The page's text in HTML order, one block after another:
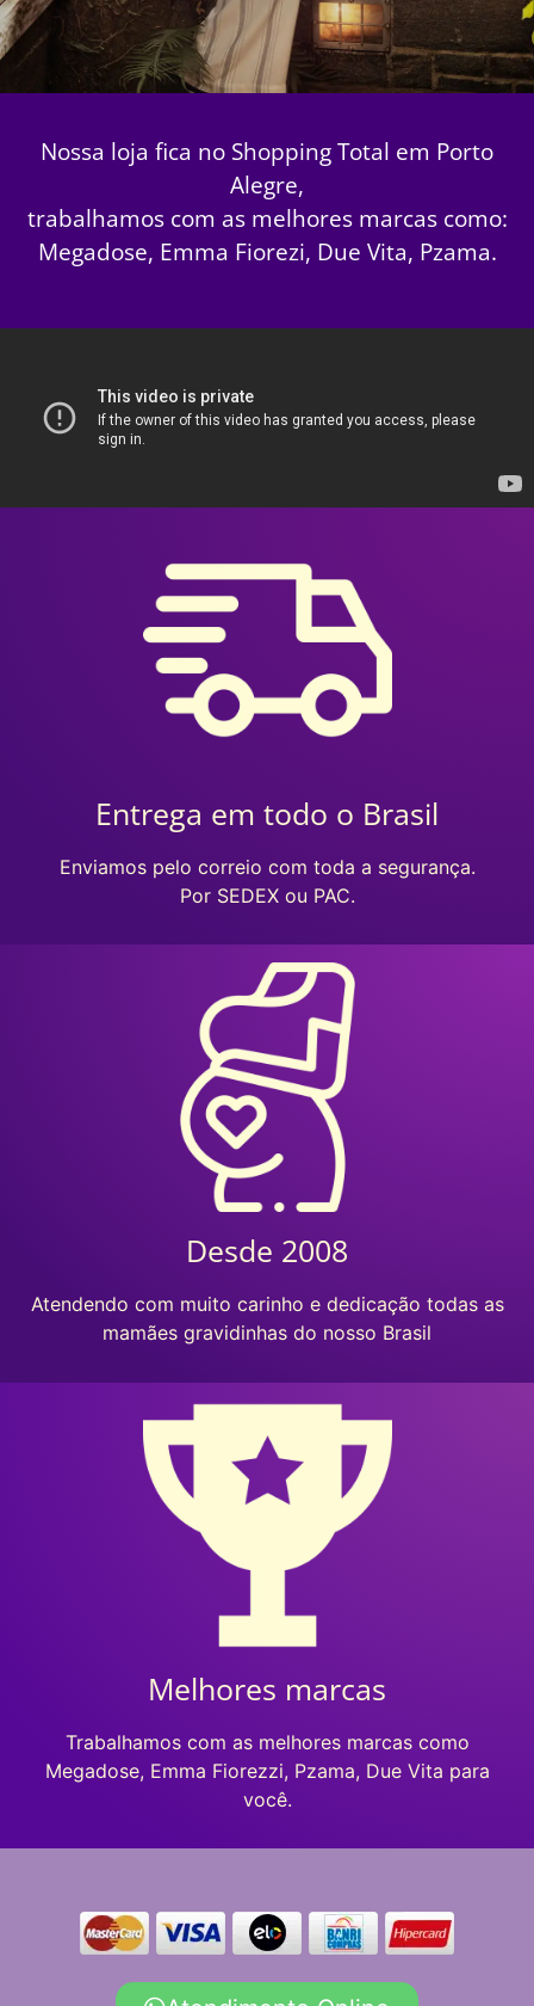
Nossa loja fica no Shopping Total em Porto
Alegre,
trabalhamos com as melhores marcas como:
Megadose, Emma Fiorezi, Due Vita, Pzama.
Entrega em todo o Brasil
Enviamos pelo correio com toda a segurança.
Por SEDEX ou PAC.
Desde 2008
Atendendo com muito carinho e dedicação todas as
mamães gravidinhas do nosso Brasil
Melhores marcas
Trabalhamos com as melhores marcas como
Megadose, Emma Fiorezzi, Pzama, Due Vita para
você.